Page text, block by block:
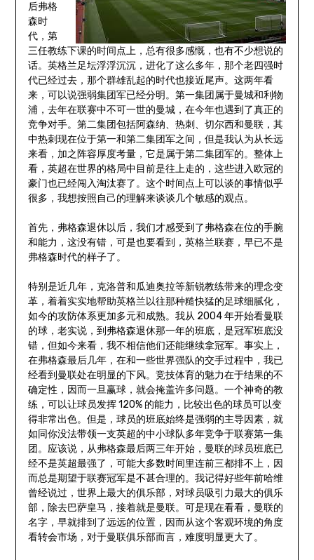
后弗格
森时
代，第
三任教练下课的时间点上，总有很多感慨，也有不少想说的
话。英格兰足坛浮浮沉沉，进化了这么多年，那个老四强时
代已经过去，那个群雄乱起的时代也接近尾声。这两年看
来，可以说强弱集团军已经分明。第一集团属于曼城和利物
浦，去年在联赛中不可一世的曼城，在今年也遇到了真正的
竞争对手。第二集团包括阿森纳、热刺、切尔西和曼联，其
中热刺现在位于第一和第二集团军之间，但是我认为从长远
来看，加之阵容厚度考量，它是属于第二集团军的。整体上
看，英超在世界的格局中目前是往上走的，这些进入欧冠的
豪门也已经闯入淘汰赛了。这个时间点上可以谈的事情似乎
很多，我想按照自己的理解来谈谈几个敏感的观点。
首先，弗格森退休以后，我们才感受到了弗格森在位的手腕
和能力，这没有错，可是也要看到，英格兰联赛，早已不是
弗格森时代的样子了。
特别是近几年，克洛普和瓜迪奥拉等新锐教练带来的理念变
革，着着实实地帮助英格兰以往那种糙快猛的足球细腻化，
如今的攻防体系更加多元和成熟。我从 2004 年开始看曼联
的球，老实说，到弗格森退休那一年的班底，是冠军班底没
错，但如今来看，我不相信他们还能继续拿冠军。事实上，
在弗格森最后几年，在和一些世界强队的交手过程中，我已
经看到曼联处在明显的下风。竞技体育的魅力在于结果的不
确定性，因而一旦赢球，就会掩盖许多问题。一个神奇的教
练，可以让球员发挥 120% 的能力，比较出色的球员可以变
得非常出色。但是，球员的班底始终是强弱的主导因素，就
如同你没法带领一支英超的中小球队多年竞争于联赛第一集
团。应该说，从弗格森最后两三年开始，曼联的球员班底已
经不是英超最强了，可能大多数时间里连前三都排不上，因
而总是期望于联赛冠军是不甚合理的。我记得好些年前哈维
曾经说过，世界上最大的俱乐部，对球员吸引力最大的俱乐
部，除去巴萨皇马，接着就是曼联。可是现在看看，曼联的
名字，早就排到了远远的位置，因而从这个客观环境的角度
看转会市场，对于曼联俱乐部而言，难度明显更大了。